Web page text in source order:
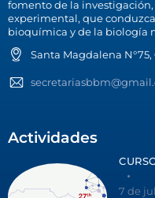
fomento de la
experimental, que
bioquímica y de la biología
Santa Magdalena
Actividades
7 de